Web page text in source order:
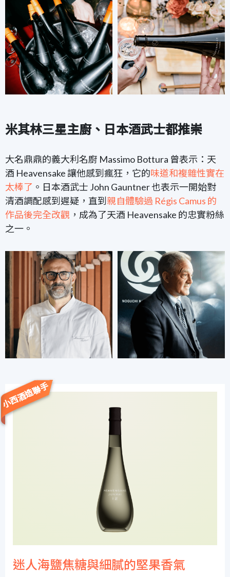
米其林三星主廚、日本酒武士都推崇
大名鼎鼎的義大利名廚 Massimo Bottura 曾表示：天
酒 Heavensake 讓他感到瘋狂，它的味道和複雜性實在
太棒了 。日本酒武士 John Gauntner 也表示一開始對
清酒調配感到遲疑，直到 親自體驗過 Régis Camus 的
作品後完全改觀 ，成為了天酒 Heavensake 的忠實粉絲
之一。
小西酒造聯手
迷人海鹽焦糖與細膩的堅果香氣